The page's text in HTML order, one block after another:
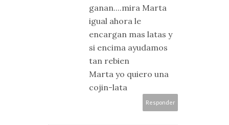
ganan....mira Marta
igual ahora le
encargan mas latas y
si encima ayudamos
tan rebien
Marta yo quiero una
cojin-lata
Responder